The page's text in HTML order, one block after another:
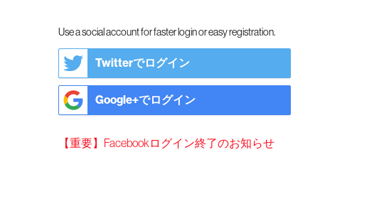
Use a social account for faster login or easy registration.
Twitterでログイン
Google+でログイン
【重要】Facebookログイン終了のお知らせ